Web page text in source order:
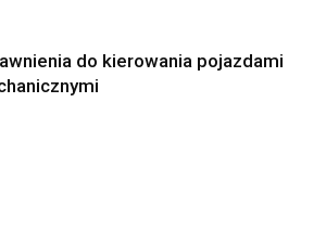
do kierowania pojazdami